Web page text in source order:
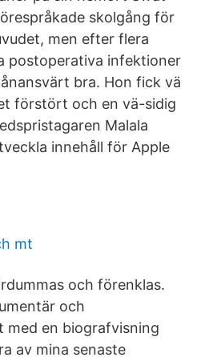
skolgång för
men efter flera
postoperativa infektioner
bra. Hon fick vä
förstört och en vä-sidig
Malala
innehåll för Apple
mt
och förenklas.
och
med en biografvisning
av mina senaste